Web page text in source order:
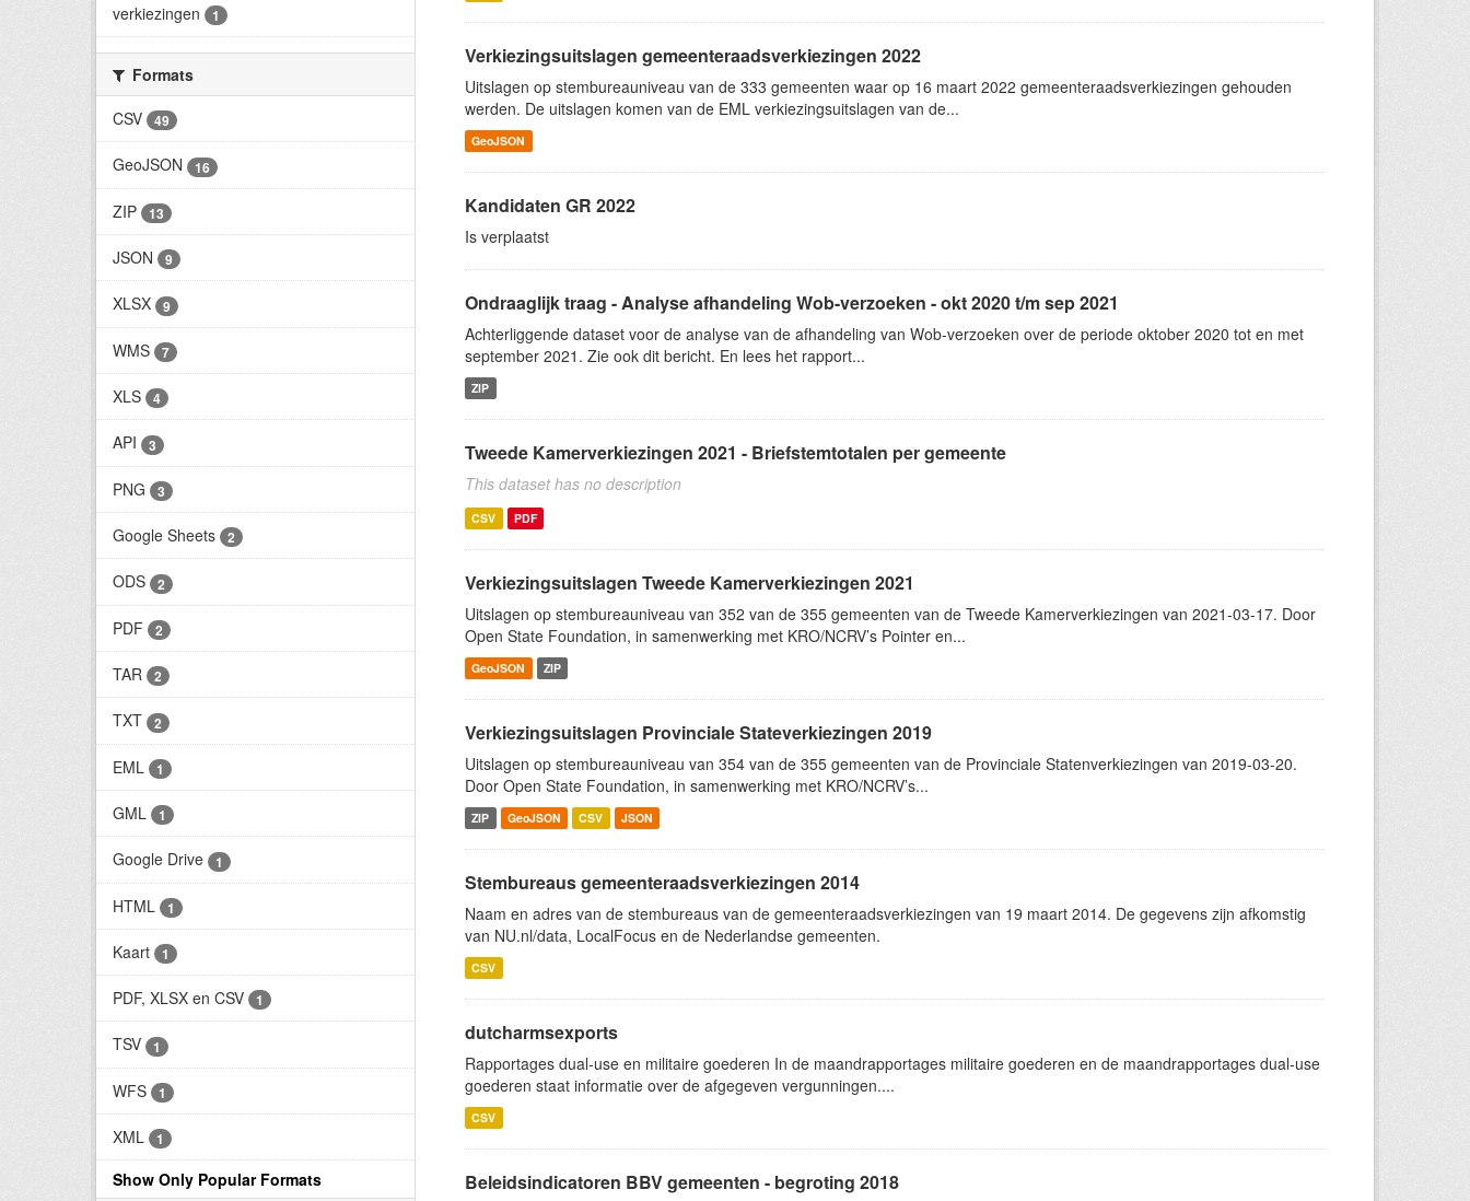
verkiezingen 1
Formats
CSV
49
GeoJSON 16
ZIP 13
JSON 9
XLSX 9
WMS 7
XLS 4
API 3
PNG 3
Google Sheets 2
ODS 2
PDF 2
TAR 2
TXT 2
EML 1
GML 1
Google Drive 1
HTML 1
Kaart 1
PDF, XLSX en CSV 1
TSV 1
WFS 1
XML 1
Show Only Popular Formats
Verkiezingsuitslagen gemeenteraadsverkiezingen 2022
Uitslagen op stembureauniveau van de 333 gemeenten waar op 16 maart 2022 gemeenteraadsverkiezingen gehouden
werden. De uitslagen komen van de EML verkiezingsuitslagen van de...
GeoJSON
Kandidaten GR 2022
Is verplaatst
Ondraaglijk traag - Analyse afhandeling Wob-verzoeken - okt 2020 t/m sep 2021
Achterliggende dataset voor de analyse van de afhandeling van Wob-verzoeken over de periode oktober 2020 tot en met
september 2021. Zie ook dit bericht. En lees het rapport...
ZIP
Tweede Kamerverkiezingen 2021 - Briefstemtotalen per gemeente
This dataset has no description
CSV PDF
Verkiezingsuitslagen Tweede Kamerverkiezingen 2021
Uitslagen op stembureauniveau van 352 van de 355 gemeenten van de Tweede Kamerverkiezingen van 2021-03-17. Door
Open State Foundation, in samenwerking met KRO/NCRV’s Pointer en...
GeoJSON ZIP
Verkiezingsuitslagen Provinciale Stateverkiezingen 2019
Uitslagen op stembureauniveau van 354 van de 355 gemeenten van de Provinciale Statenverkiezingen van 2019-03-20.
Door Open State Foundation, in samenwerking met KRO/NCRV’s...
ZIP GeoJSON CSV JSON
Stembureaus gemeenteraadsverkiezingen 2014
Naam en adres van de stembureaus van de gemeenteraadsverkiezingen van 19 maart 2014. De gegevens zijn afkomstig
van NU.nl/data, LocalFocus en de Nederlandse gemeenten.
CSV
dutcharmsexports
Rapportages dual-use en militaire goederen In de maandrapportages militaire goederen en de maandrapportages dual-use
goederen staat informatie over de afgegeven vergunningen....
CSV
Beleidsindicatoren BBV gemeenten - begroting 2018